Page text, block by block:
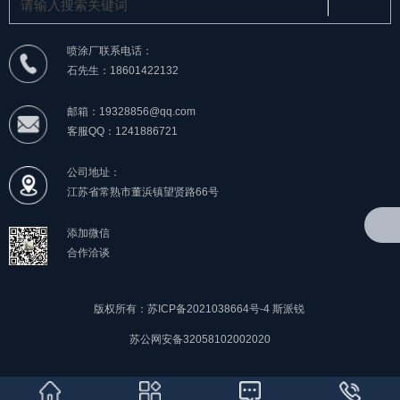
喷涂厂联系电话：
石先生：18601422132
邮箱：19328856@qq.com
客服QQ：1241886721
公司地址：
江苏省常熟市董浜镇望贤路66号
添加微信
合作洽谈
版权所有：苏ICP备2021038664号-4 斯派锐
苏公网安备32058102002020